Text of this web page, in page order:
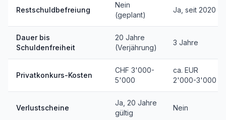
Restschuldbefreiung
Nein
(geplant)
Ja, seit 2020
Dauer bis
Schuldenfreiheit
20 Jahre
(Verjährung)
3 Jahre
Privatkonkurs-Kosten
CHF 3'000-
5'000
ca. EUR
2'000-3'000
Verlustscheine
Ja, 20 Jahre
gültig
Nein